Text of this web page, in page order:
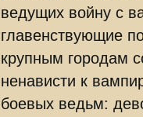
ведущих войну с
главенствующие
крупным городам
ненависти к
боевых ведьм: